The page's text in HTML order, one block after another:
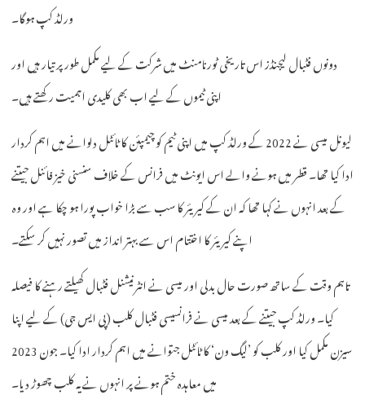
ورلڈ کپ ہوگا۔
دونوں فٹبال لیجنڈز اس تاریخی ٹورنامنٹ میں شرکت کے لیے مکمل طور پر تیار ہیں اور
اپنی ٹیموں کے لیے اب بھی کلیدی اہمیت رکھتے ہیں۔
لیونل میسی نے 2022 کے ورلڈ کپ میں اپنی ٹیم کو چیمپئن کا ٹائٹل دلوانے میں اہم کردار
ادا کیا تھا۔ قطر میں ہونے والے اس ایونٹ میں فرانس کے خلاف سنسنی خیز فائنل جیتنے
کے بعد انہوں نے کہا تھا کہ ان کے کیریئر کا سب سے بڑا خواب پورا ہو چکا ہے اور وہ
اپنے کیریئر کا اختتام اس سے بہتر انداز میں تصور نہیں کر سکتے۔
تاہم وقت کے ساتھ صورت حال بدلی اور میسی نے انٹرنیشنل فٹبال کھیلتے رہنے کا فیصلہ
کیا۔ ورلڈ کپ جیتنے کے بعد میسی نے فرانسیسی فٹبال کلب (پی ایس جی) کے لیے اپنا
سیزن مکمل کیا اور کلب کو ’لیگ ون‘ کا ٹائٹل جتوانے میں اہم کردار ادا کیا۔ جون 2023
میں معاہدہ ختم ہونے پر انہوں نے یہ کلب چھوڑ دیا۔